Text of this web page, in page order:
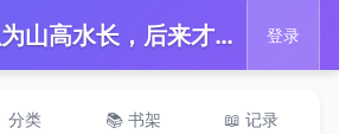
📖 我曾以为山高水长，后来才知路短情薄沈鸳陆沉舟全本免费在线阅读_我曾以为山高水长，后来才知路短情薄沈鸳陆沉舟全章节免费在线阅读 登录
分类 📚 书架 📖 记录